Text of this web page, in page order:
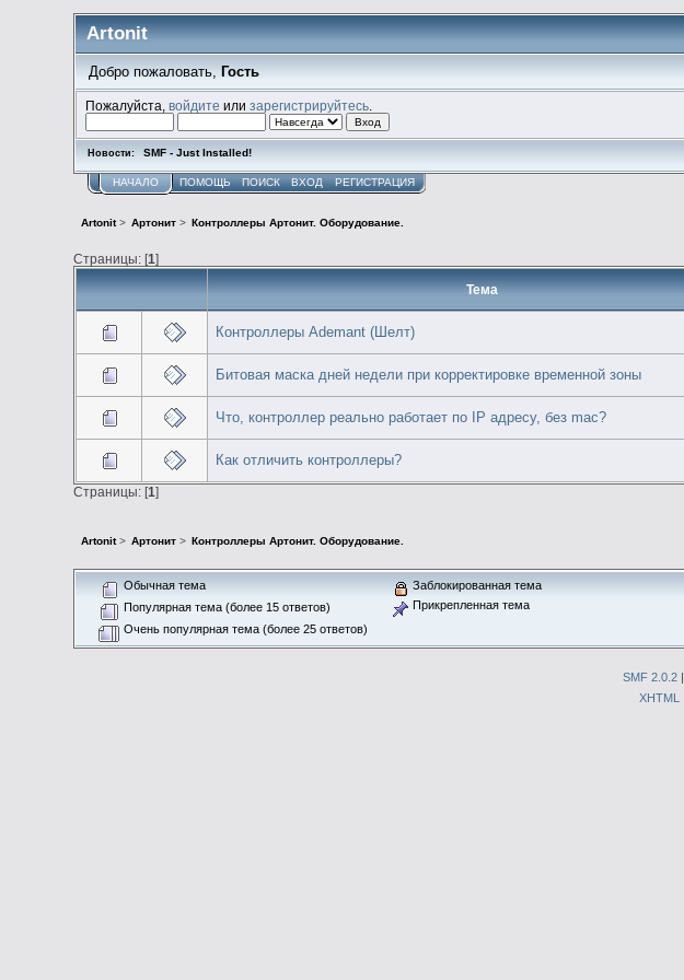
Artonit
Добро пожаловать, Гость
Пожалуйста,войдите илизарегистрируйтесь
Новости: SMF - Just Installed!
НАЧАЛО ПОМОЩЬ ПОИСК ВХОД РЕГИСТРАЦИЯ
Artonit> Артонит> Контроллеры Артонит. Оборудование.
Страницы: [1]
Тема
Контроллеры Ademant (Шелт)
Битовая маска дней недели при корректировке временной зоны
Что, контроллер реально работает по IP адресу, без mac?
Как отличить контроллеры?
Страницы: [1]
Artonit> Артонит> Контроллеры Артонит. Оборудование.
Обычная тема
Популярная тема (более 15 ответов)
Очень популярная тема (более 25 ответов)
Заблокированная тема
Прикрепленная тема
SMF 2.0.2|
XHTML